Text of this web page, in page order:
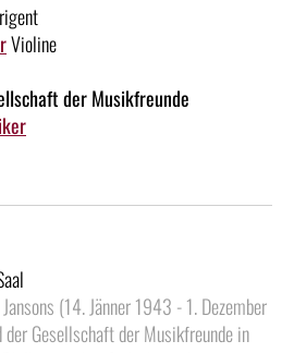
Violine
der Musikfreunde
(14. Jänner 1943 - 1. Dezember
Gesellschaft der Musikfreunde in